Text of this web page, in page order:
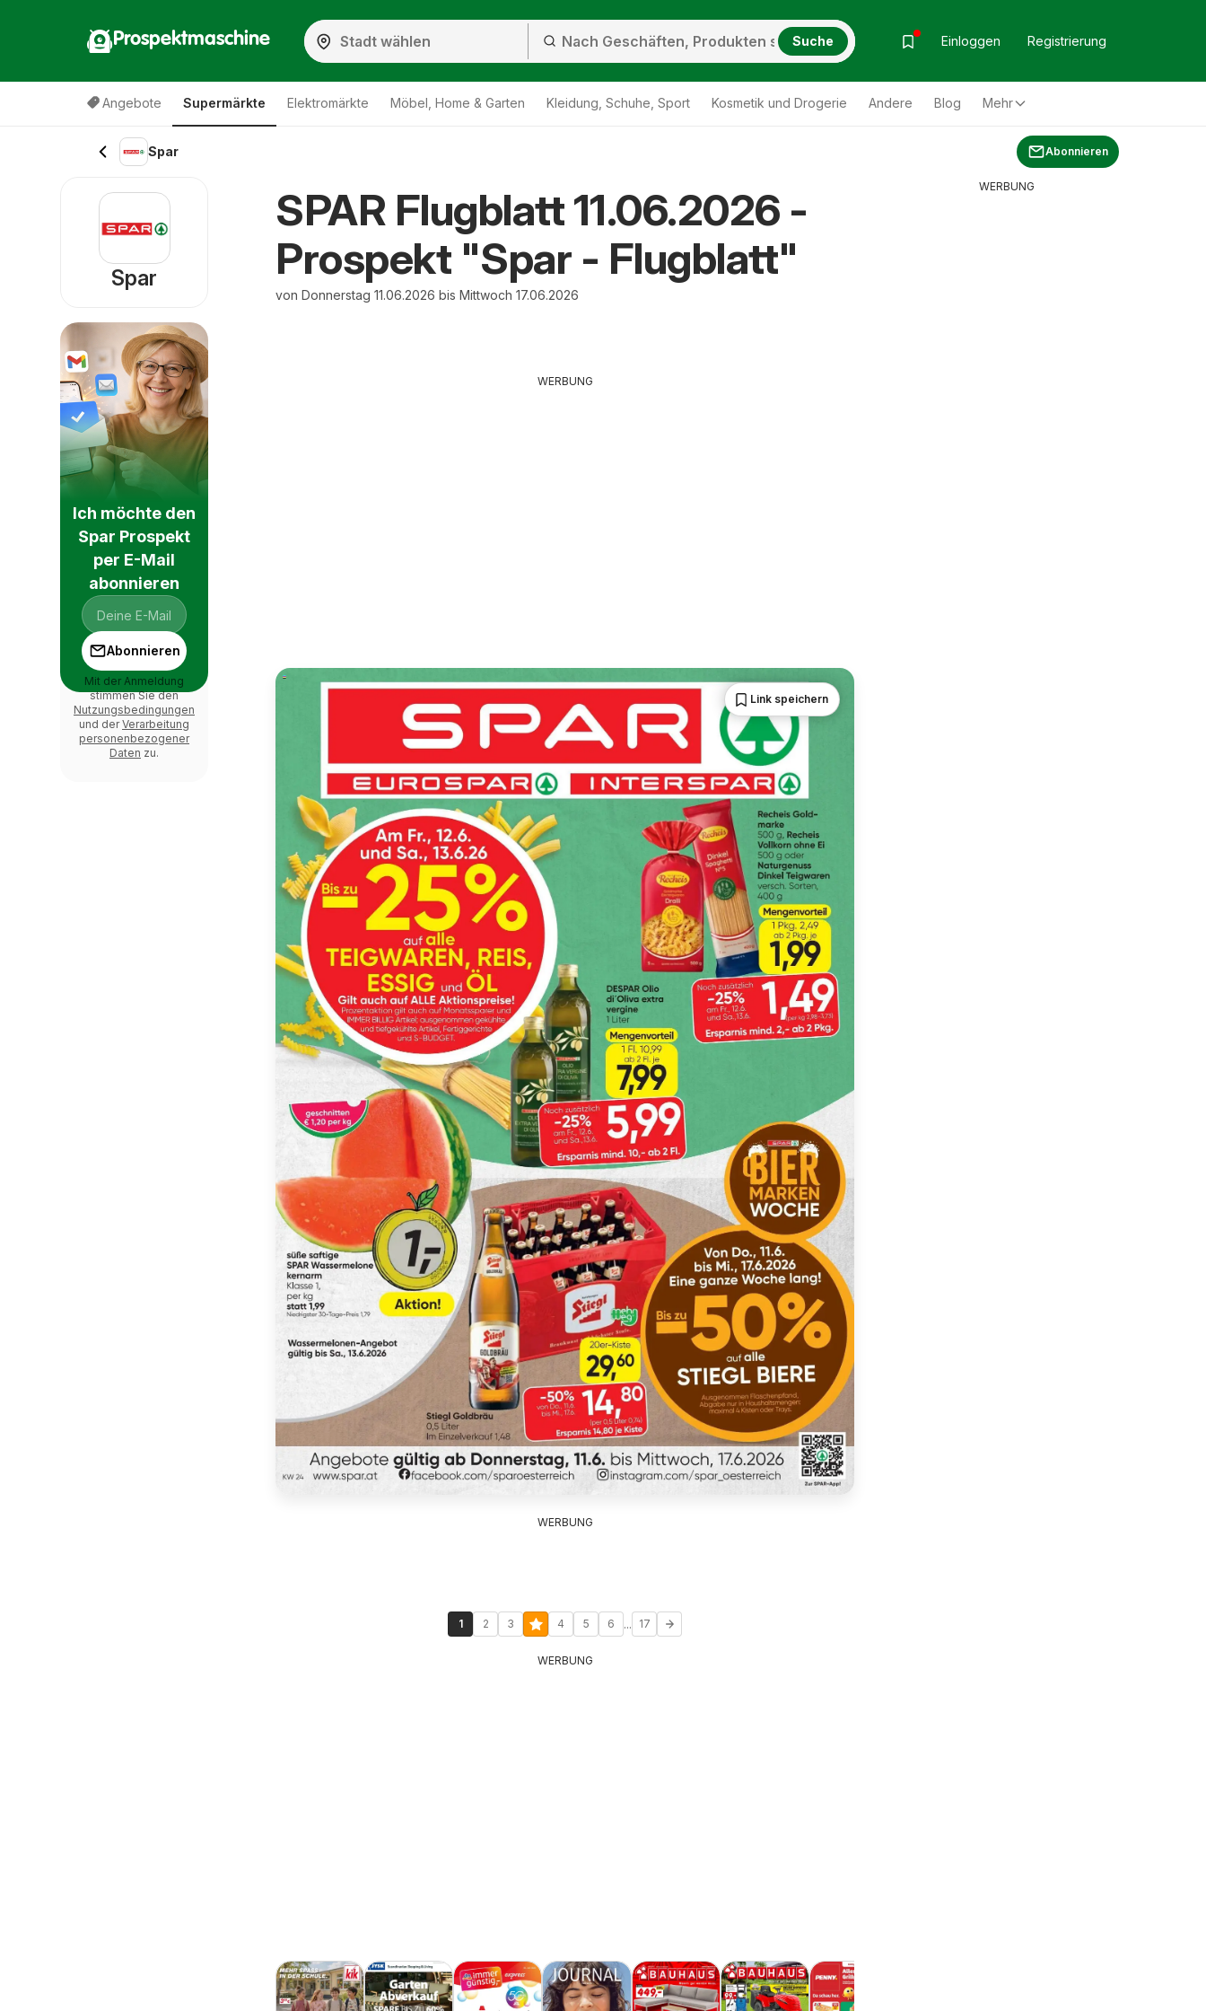
Prospektmaschine Suche Einloggen Registrierung
Angebote Supermärkte Elektromärkte Möbel, Home & Garten Kleidung, Schuhe, Sport Kosmetik und Drogerie Andere Blog Mehr
Spar Abonnieren
SPAR Flugblatt 11.06.2026 -
Prospekt "Spar - Flugblatt"
von Donnerstag 11.06.2026 bis Mittwoch 17.06.2026
WERBUNG
Link speichern
WERBUNG
1 2 3 4 5 6 ... 17
WERBUNG
Spar
Ich möchte den
Spar Prospekt
per E-Mail
abonnieren
Abonnieren
Mit der Anmeldung
stimmen Sie den
Nutzungsbedingungen
und derVerarbeitung
personenbezogener
Daten zu.
WERBUNG